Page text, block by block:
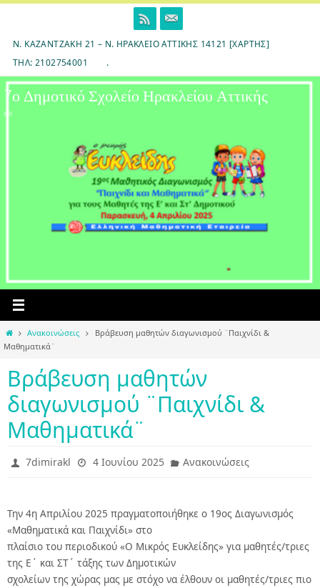
content
Ν. ΚΑΖΑΝΤΖΆΚΗ 21 – Ν. ΗΡΆΚΛΕΙΟ ΑΤΤΙΚΉΣ 14121 [ΧΆΡΤΗΣ]
ΤΗΛ: 2102754001
.
7ο Δημοτικό Σχολείο Ηρακλείου Αττικής
HomeΑνακοινώσεις
Βράβευση μαθητών διαγωνισμού ¨Παιχνίδι &
Μαθηματικά¨
Βράβευση μαθητών
διαγωνισμού ¨Παιχνίδι &
Μαθηματικά¨
7dimirakl 4 Ιουνίου 2025 Ανακοινώσεις
Την 4η Απριλίου 2025 πραγματοποιήθηκε ο 19ος Διαγωνισμός
«Μαθηματικά και Παιχνίδι» στο
πλαίσιο του περιοδικού «Ο Μικρός Ευκλείδης» για μαθητές/τριες
της Ε΄ και ΣΤ΄ τάξης των Δημοτικών
σχολείων της χώρας μας με στόχο να έλθουν οι μαθητές/τριες πιο